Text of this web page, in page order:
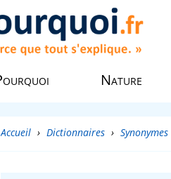
Nature
Accueil › Dictionnaires › Synonymes